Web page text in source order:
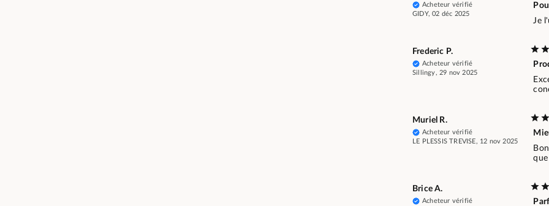
Acheteur vérifié
GIDY, 02 déc 2025
Je
Frederic P.
Acheteur vérifié
Sillingy, 29 nov 2025
Muriel R.
Acheteur vérifié
LE PLESSIS TREVISE, 12 nov 2025
Brice A.
Acheteur vérifié